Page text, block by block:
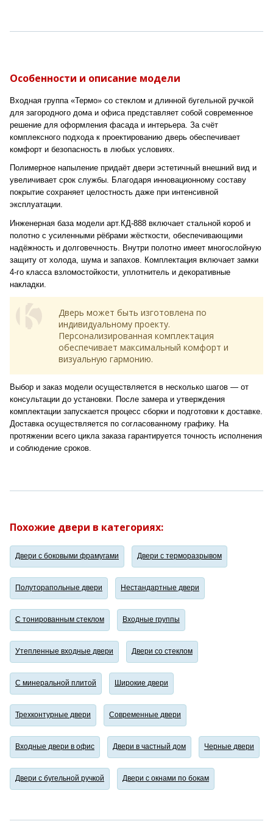
Особенности и описание модели
Входная группа «Термо» со стеклом и длинной бугельной ручкой
для загородного дома и офиса представляет собой современное
решение для оформления фасада и интерьера. За счёт
комплексного подхода к проектированию дверь обеспечивает
комфорт и безопасность в любых условиях.
Полимерное напыление придаёт двери эстетичный внешний вид и
увеличивает срок службы. Благодаря инновационному составу
покрытие сохраняет целостность даже при интенсивной
эксплуатации.
Инженерная база модели арт.КД-888 включает стальной короб и
полотно с усиленными рёбрами жёсткости, обеспечивающими
надёжность и долговечность. Внутри полотно имеет многослойную
защиту от холода, шума и запахов. Комплектация включает замки
4-го класса взломостойкости, уплотнитель и декоративные
накладки.
Дверь может быть изготовлена по
индивидуальному проекту.
Персонализированная комплектация
обеспечивает максимальный комфорт и
визуальную гармонию.
Выбор и заказ модели осуществляется в несколько шагов — от
консультации до установки. После замера и утверждения
комплектации запускается процесс сборки и подготовки к доставке.
Доставка осуществляется по согласованному графику. На
протяжении всего цикла заказа гарантируется точность исполнения
и соблюдение сроков.
Похожие двери в категориях:
Двери с боковыми фрамугами Двери с терморазрывом
Полуторапольные двери Нестандартные двери
С тонированным стеклом Входные группы
Утепленные входные двери Двери со стеклом
С минеральной плитой Широкие двери
Трехконтурные двери Современные двери
Входные двери в офис Двери в частный дом Черные двери
Двери с бугельной ручкой Двери с окнами по бокам